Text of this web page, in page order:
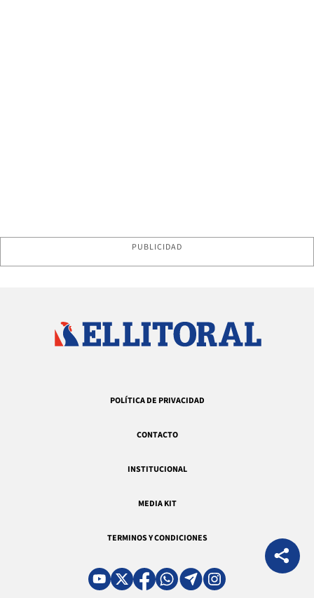
PUBLICIDAD
POLÍTICA DE PRIVACIDAD
CONTACTO
INSTITUCIONAL
MEDIA KIT
TERMINOS Y CONDICIONES